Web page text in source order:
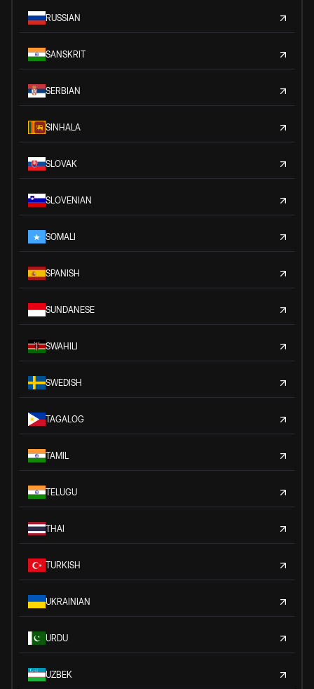
RUSSIAN
SANSKRIT
SERBIAN
SINHALA
SLOVAK
SLOVENIAN
SOMALI
SPANISH
SUNDANESE
SWAHILI
SWEDISH
TAGALOG
TAMIL
TELUGU
THAI
TURKISH
UKRAINIAN
URDU
UZBEK